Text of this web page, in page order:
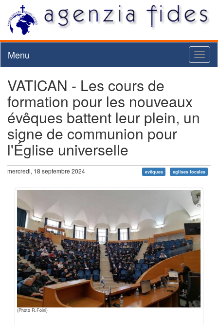
Menu
VATICAN - Les cours de
formation pour les nouveaux
évêques battent leur plein, un
signe de communion pour
l'Église universelle
mercredi, 18 septembre 2024 evêques eglises locales
(Photo R.Foini)